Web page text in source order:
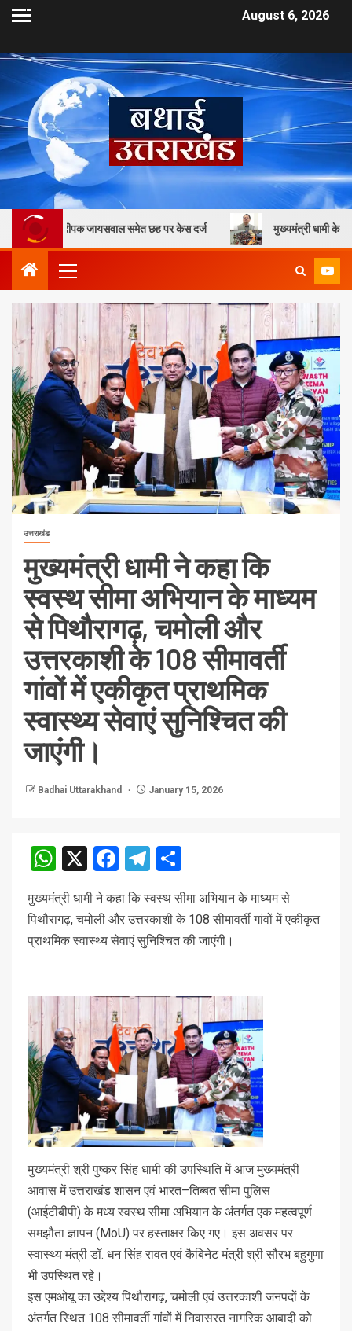
August 6, 2026
जायसवाल समेत छह पर केस दर्ज मुख्यमंत्री धामी के कुशल नेतृत्व में
उत्तराखंड
मुख्यमंत्री धामी ने कहा कि
स्वस्थ सीमा अभियान के माध्यम
से पिथौरागढ़, चमोली और
उत्तरकाशी के 108 सीमावर्ती
गांवों में एकीकृत प्राथमिक
स्वास्थ्य सेवाएं सुनिश्चित की
जाएंगी।
Badhai Uttarakhand January 15, 2026
WhatsApp
X Facebook
Telegram
मुख्यमंत्री धामी ने कहा कि स्वस्थ सीमा अभियान के माध्यम से
पिथौरागढ़, चमोली और उत्तरकाशी के 108 सीमावर्ती गांवों में एकीकृत
प्राथमिक स्वास्थ्य सेवाएं सुनिश्चित की जाएंगी।
मुख्यमंत्री श्री पुष्कर सिंह धामी की उपस्थिति में आज मुख्यमंत्री
आवास में उत्तराखंड शासन एवं भारत–तिब्बत सीमा पुलिस
(आईटीबीपी) के मध्य स्वस्थ सीमा अभियान के अंतर्गत एक महत्वपूर्ण
समझौता ज्ञापन (MoU) पर हस्ताक्षर किए गए। इस अवसर पर
स्वास्थ्य मंत्री डॉ. धन सिंह रावत एवं कैबिनेट मंत्री श्री सौरभ बहुगुणा
भी उपस्थित रहे।
इस एमओयू का उद्देश्य पिथौरागढ़, चमोली एवं उत्तरकाशी जनपदों के
अंतर्गत स्थित 108 सीमावर्ती गांवों में निवासरत नागरिक आबादी को